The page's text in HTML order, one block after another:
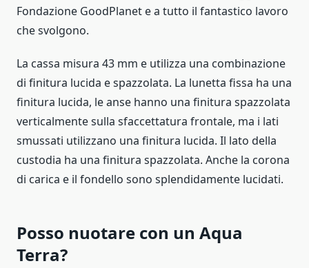
Fondazione GoodPlanet e a tutto il fantastico lavoro
che svolgono.
La cassa misura 43 mm e utilizza una combinazione
di finitura lucida e spazzolata. La lunetta fissa ha una
finitura lucida, le anse hanno una finitura spazzolata
verticalmente sulla sfaccettatura frontale, ma i lati
smussati utilizzano una finitura lucida. Il lato della
custodia ha una finitura spazzolata. Anche la corona
di carica e il fondello sono splendidamente lucidati.
Posso nuotare con un Aqua
Terra?